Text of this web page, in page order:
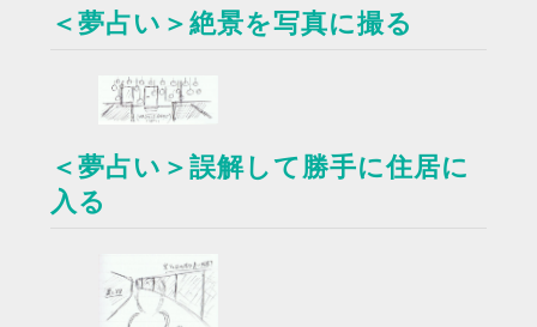
＜夢占い＞絶景を写真に撮る
＜夢占い＞誤解して勝手に住居に
入る